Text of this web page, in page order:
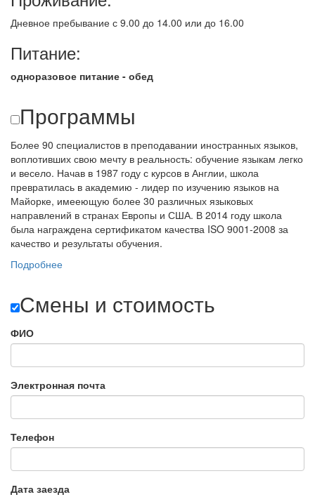
Дневное пребывание с 9.00 до 14.00 или до 16.00
Питание:
одноразовое питание - обед
Программы
Более 90 специалистов в преподавании иностранных языков,
воплотивших свою мечту в реальность: обучение языкам легко
и весело. Начав в 1987 году с курсов в Англии, школа
превратилась в академию - лидер по изучению языков на
Майорке, имееющую более 30 различных языковых
направлений в странах Европы и США. В 2014 году школа
была награждена сертификатом качества ISO 9001-2008 за
качество и результаты обучения.
Подробнее
Смены и стоимость
ФИО
Электронная почта
Телефон
Дата заезда